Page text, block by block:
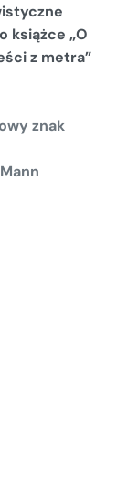
książce „O
z metra”
znak